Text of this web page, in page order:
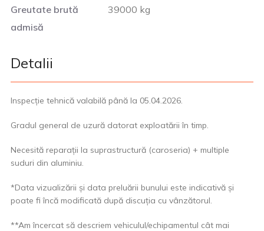
Greutate brută
admisă
39000 kg
Detalii
Inspecție tehnică valabilă până la 05.04.2026.
Gradul general de uzură datorat exploatării în timp.
Necesită reparații la suprastructură (caroseria) + multiple
suduri din aluminiu.
*Data vizualizării și data preluării bunului este indicativă și
poate fi încă modificată după discuția cu vânzătorul.
**Am încercat să descriem vehiculul/echipamentul cât mai